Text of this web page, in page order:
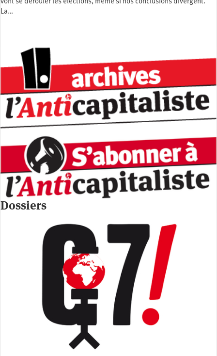
vont se dérouler les élections, même si nos conclusions divergent.
La…
Dossiers